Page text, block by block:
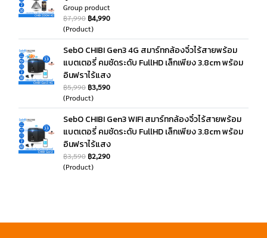
Group product
฿7,990 ฿4,990
(Product)
SebO CHIBI Gen3 4G สมาร์ทกล้องจิ๋วไร้สายพร้อม
แบตเตอรี่ คมชัดระดับ FullHD เล็กเพียง 3.8cm พร้อม
อินฟราไร้แสง
฿5,990 ฿3,590
(Product)
SebO CHIBI Gen3 WIFI สมาร์ทกล้องจิ๋วไร้สายพร้อม
แบตเตอรี่ คมชัดระดับ FullHD เล็กเพียง 3.8cm พร้อม
อินฟราไร้แสง
฿3,590 ฿2,290
(Product)